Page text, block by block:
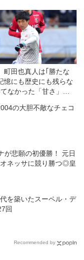
町田也真人は｢勝たな
憶にも歴史にも残らな
なかった「甘さ」を
の大胆不敵なチェコ
が悲願の初優勝！ 元日
ネッサに競り勝つ◎皇
を築いたスーペル・デ
回
Recommended by